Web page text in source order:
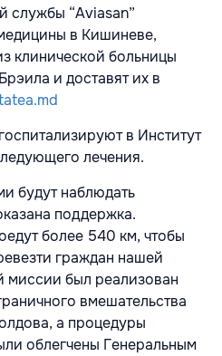
службы “Aviasan”
в Кишиневе,
клинической больницы
и доставят их в
в Институт
лечения.
будут наблюдать
поддержка.
более 540 км, чтобы
граждан нашей
миссии был реализован
вмешательства
а процедуры
облегчены Генеральным